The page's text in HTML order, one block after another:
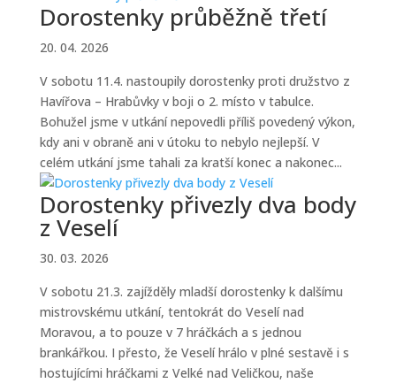
Dorostenky průběžně třetí
20. 04. 2026
V sobotu 11.4. nastoupily dorostenky proti družstvo z
Havířova – Hrabůvky v boji o 2. místo v tabulce.
Bohužel jsme v utkání nepovedli příliš povedený výkon,
kdy ani v obraně ani v útoku to nebylo nejlepší. V
celém utkání jsme tahali za kratší konec a nakonec...
Dorostenky přivezly dva body
z Veselí
30. 03. 2026
V sobotu 21.3. zajížděly mladší dorostenky k dalšímu
mistrovskému utkání, tentokrát do Veselí nad
Moravou, a to pouze v 7 hráčkách a s jednou
brankářkou. I přesto, že Veselí hrálo v plné sestavě i s
hostujícími hráčkami z Velké nad Veličkou, naše